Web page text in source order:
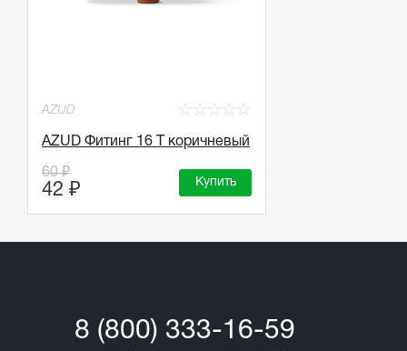
AZUD ☆
☆
☆
☆
☆
AZUD Фитинг 16 T коричневый
60 ₽
42 ₽ Купить
8 (800) 333-16-59